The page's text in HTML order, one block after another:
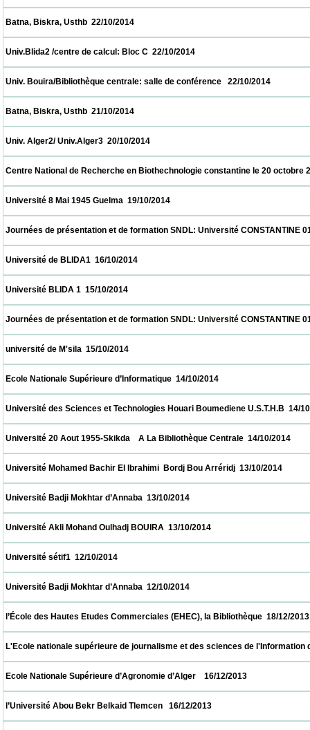
Batna, Biskra, Usthb  22/10/2014
Univ.Blida2 /centre de calcul: Bloc C  22/10/2014
Univ. Bouira/Bibliothèque centrale: salle de conférence   22/10/
Batna, Biskra, Usthb  21/10/2014
Univ. Alger2/ Univ.Alger3  20/10/2014
Centre National de Recherche en Biothechnologie constantine le
Université 8 Mai 1945 Guelma  19/10/2014
Journées de présentation et de formation SNDL: Université
Université de BLIDA1  16/10/2014
Université BLIDA 1  15/10/2014
Journées de présentation et de formation SNDL: Université
université de M'sila  15/10/2014
Ecole Nationale Supérieure d’Informatique  14/10/2014
Université des Sciences et Technologies Houari Boumediene
Université 20 Aout 1955-Skikda    A La Bibliothèque Centrale
Université Mohamed Bachir El Ibrahimi  Bordj Bou Arréridj  13/
Université Badji Mokhtar d’Annaba  13/10/2014
Université Akli Mohand Oulhadj BOUIRA  13/10/2014
Université sétif1  12/10/2014
Université Badji Mokhtar d’Annaba  12/10/2014
l’École des Hautes Etudes Commerciales (EHEC), la
L'Ecole nationale supérieure de journalisme et des sciences de
Ecole Nationale Supérieure d’Agronomie d’Alger    16/12/2013
l’Université Abou Bekr Belkaid Tlemcen   16/12/2013